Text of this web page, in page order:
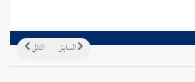
التالي السابق